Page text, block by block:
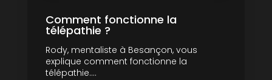
Comment fonctionne la
télépathie ?
Rody, mentaliste à Besançon, vous
explique comment fonctionne la
télépathie....